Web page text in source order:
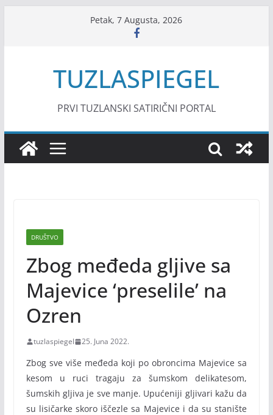
Petak, 7 Augusta, 2026
TUZLASPIEGEL
PRVI TUZLANSKI SATIRIČNI PORTAL
DRUŠTVO
Zbog međeda gljive sa
Majevice ‘preselile’ na
Ozren
tuzlaspiegel 25. Juna 2022.
Zbog sve više međeda koji po obroncima Majevice sa
kesom u ruci tragaju za šumskom delikatesom,
šumskih gljiva je sve manje. Upućeniji gljivari kažu da
su lisičarke skoro iščezle sa Majevice i da su stanište